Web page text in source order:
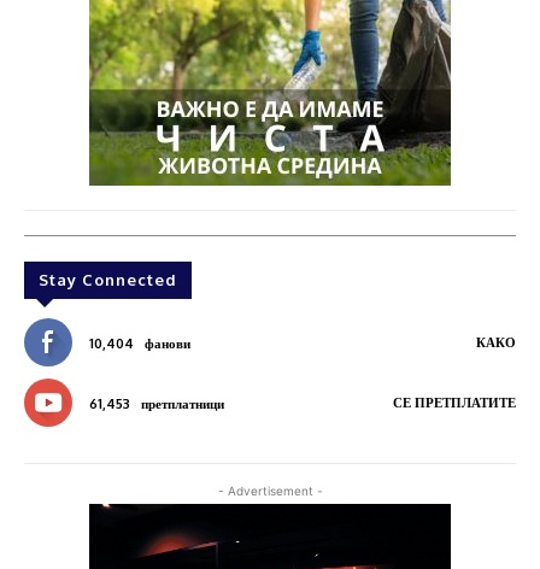
Stay Connected
10,404 фанови КАКО
61,453 претплатници СЕ ПРЕТПЛАТИТЕ
- Advertisement -